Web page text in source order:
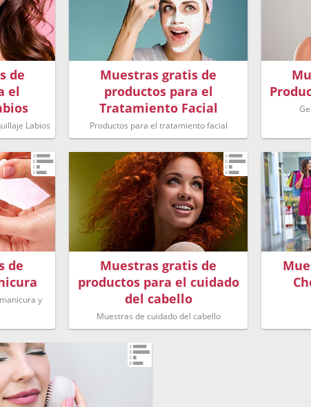
de
el
Labios
Muestras gratis de
productos para el
Tratamiento Facial
Productos para el tratamiento facial
de
y
Muestras gratis de
productos para el cuidado
del cabello
Muestras de cuidado del cabello